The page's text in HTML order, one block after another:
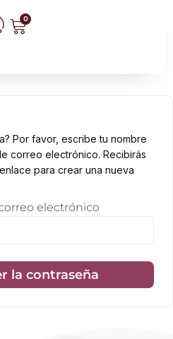
0
Por favor, escribe tu nombre
correo electrónico. Recibirás
para crear una nueva
electrónico
la contraseña